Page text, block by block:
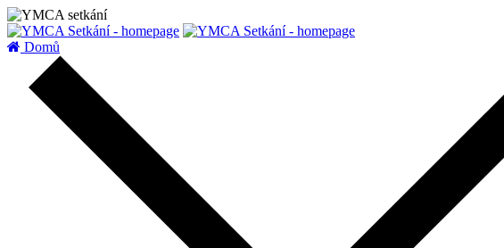
Domů
zatížení serveru